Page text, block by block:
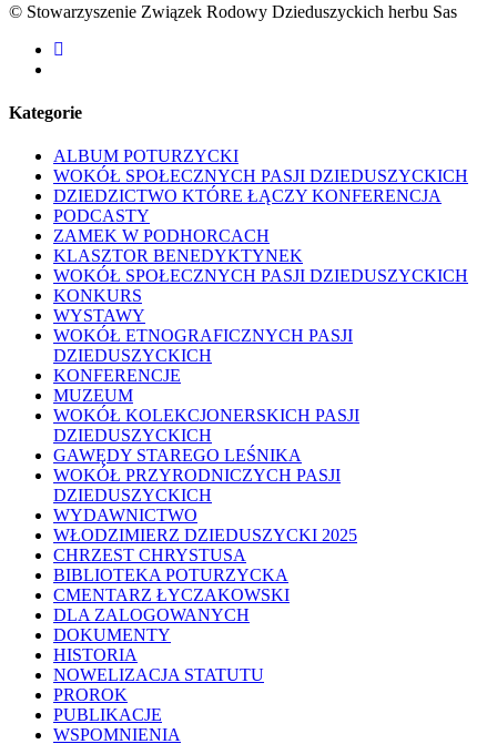
© Stowarzyszenie Związek Rodowy Dzieduszyckich herbu Sas
facebook
Kategorie
ALBUM POTURZYCKI
WOKÓŁ SPOŁECZNYCH PASJI DZIEDUSZYCKICH
DZIEDZICTWO KTÓRE ŁĄCZY KONFERENCJA
PODCASTY
ZAMEK W PODHORCACH
KLASZTOR BENEDYKTYNEK
WOKÓŁ SPOŁECZNYCH PASJI DZIEDUSZYCKICH
KONKURS
WYSTAWY
WOKÓŁ ETNOGRAFICZNYCH PASJI
DZIEDUSZYCKICH
KONFERENCJE
MUZEUM
WOKÓŁ KOLEKCJONERSKICH PASJI
DZIEDUSZYCKICH
GAWĘDY STAREGO LEŚNIKA
WOKÓŁ PRZYRODNICZYCH PASJI
DZIEDUSZYCKICH
WYDAWNICTWO
WŁODZIMIERZ DZIEDUSZYCKI 2025
CHRZEST CHRYSTUSA
BIBLIOTEKA POTURZYCKA
CMENTARZ ŁYCZAKOWSKI
DLA ZALOGOWANYCH
DOKUMENTY
HISTORIA
NOWELIZACJA STATUTU
PROROK
PUBLIKACJE
WSPOMNIENIA